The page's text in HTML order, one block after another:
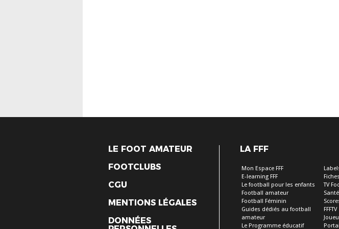
LE FOOT AMATEUR
FOOTCLUBS
CGU
MENTIONS LÉGALES
DONNÉES
LA FFF
Mon Espace FFF
E-learning FFF
Le football pour les enfants
Football amateur
Football Féminin
Guides dédiés au football
amateur
Le Programme éducatif
TV
Santé
FFFTV